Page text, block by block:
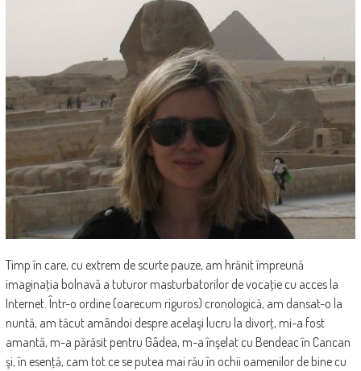
Timp în care, cu extrem de scurte pauze, am hrănit împreună
imaginaţia bolnavă a tuturor masturbatorilor de vocaţie cu acces la
Internet. Într-o ordine (oarecum riguros) cronologică, am dansat-o la
nuntă, am tăcut amândoi despre acelaşi lucru la divorţ, mi-a fost
amantă, m-a părăsit pentru Gâdea, m-a înşelat cu Bendeac în Cancan
şi, în esenţă, cam tot ce se putea mai rău în ochii oamenilor de bine cu